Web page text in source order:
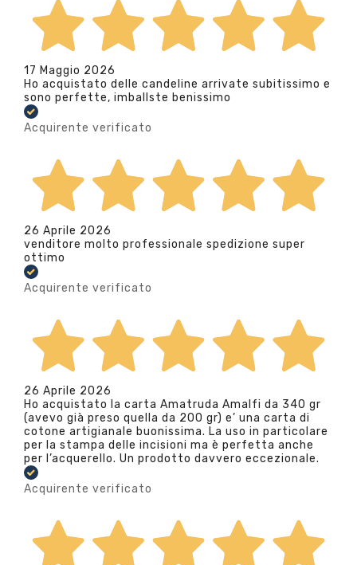
17 Maggio 2026
Ho acquistato delle candeline arrivate subitissimo e
sono perfette, imballste benissimo
Acquirente verificato
26 Aprile 2026
venditore molto professionale spedizione super
ottimo
Acquirente verificato
26 Aprile 2026
Ho acquistato la carta Amatruda Amalfi da 340 gr
(avevo già preso quella da 200 gr) e’ una carta di
cotone artigianale buonissima. La uso in particolare
per la stampa delle incisioni ma è perfetta anche
per l’acquerello. Un prodotto davvero eccezionale.
Acquirente verificato